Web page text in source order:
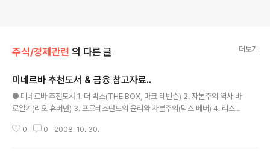
주식/경제관련 의 다른 글 더보기
미네르바 추천도서 & 금융 참고자료..
● 미네르바 추천도서 1. 더 박스(THE BOX, 마크 레빈슨) 2. 자본주의 역사 바
로알기(리오 휴버먼) 3. 프로테스탄트의 윤리와 자본주의(막스 베버) 4. 리스크
로웬스타인) ● 국제금융을 이해하는 미디어 참고자료 1. 일본 드라마 '하게타
0 0 2008. 10. 30.